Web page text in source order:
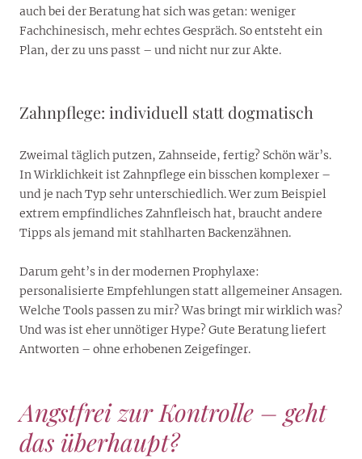
auch bei der Beratung hat sich was getan: weniger
Fachchinesisch, mehr echtes Gespräch. So entsteht ein
Plan, der zu uns passt – und nicht nur zur Akte.
Zahnpflege: individuell statt dogmatisch
Zweimal täglich putzen, Zahnseide, fertig? Schön wär’s.
In Wirklichkeit ist Zahnpflege ein bisschen komplexer –
und je nach Typ sehr unterschiedlich. Wer zum Beispiel
extrem empfindliches Zahnfleisch hat, braucht andere
Tipps als jemand mit stahlharten Backenzähnen.
Darum geht’s in der modernen Prophylaxe:
personalisierte Empfehlungen statt allgemeiner Ansagen.
Welche Tools passen zu mir? Was bringt mir wirklich was?
Und was ist eher unnötiger Hype? Gute Beratung liefert
Antworten – ohne erhobenen Zeigefinger.
Angstfrei zur Kontrolle – geht
das überhaupt?